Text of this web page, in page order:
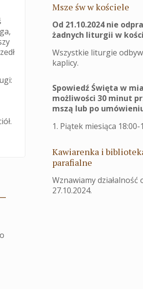
Msze św w kościele
Od 21.10.2024 nie
żadnych liturgii w
Wszystkie liturgie
kaplicy.
Spowiedź Święta w
możliwości 30 minut
mszą lub po
1. Piątek miesiąca 18:00-
Kawiarenka i
parafialne
Wznawiamy działalność
27.10.2024.